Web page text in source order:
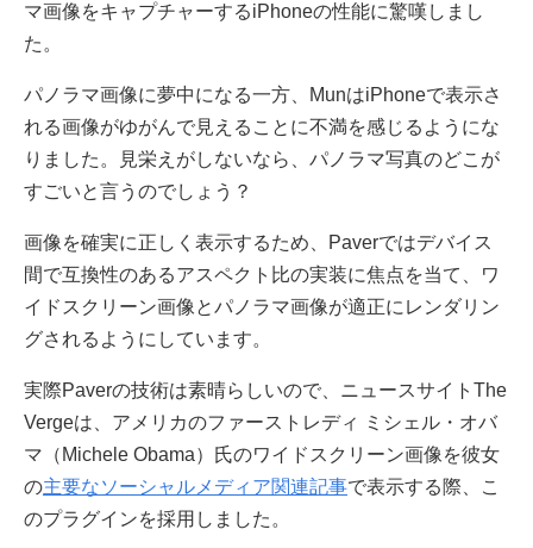
マ画像をキャプチャーするiPhoneの性能に驚嘆しまし
た。
パノラマ画像に夢中になる一方、MunはiPhoneで表示さ
れる画像がゆがんで見えることに不満を感じるようにな
りました。見栄えがしないなら、パノラマ写真のどこが
すごいと言うのでしょう？
画像を確実に正しく表示するため、Paverではデバイス
間で互換性のあるアスペクト比の実装に焦点を当て、ワ
イドスクリーン画像とパノラマ画像が適正にレンダリン
グされるようにしています。
実際Paverの技術は素晴らしいので、ニュースサイトThe
Vergeは、アメリカのファーストレディ ミシェル・オバ
マ（Michele Obama）氏のワイドスクリーン画像を彼女
の主要なソーシャルメディア関連記事で表示する際、こ
のプラグインを採用しました。